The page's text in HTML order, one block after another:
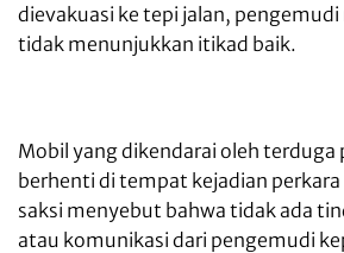
dievakuasi ke tepi jalan,
tidak menunjukkan itikad baik.
Mobil yang dikendarai oleh terduga
berhenti di tempat kejadian perkara
saksi menyebut bahwa tidak ada
atau komunikasi dari pengemudi